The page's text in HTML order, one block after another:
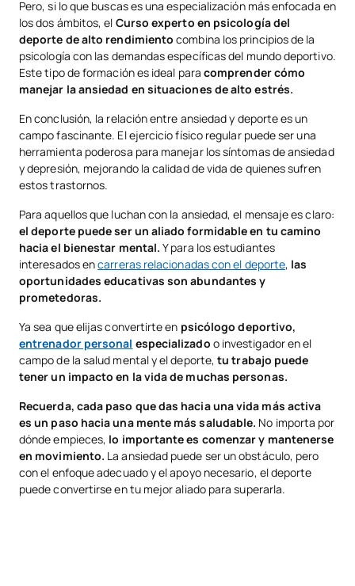
Pero, si lo que buscas es una especialización más enfocada en
los dos ámbitos, el Curso experto en psicología del
deporte de alto rendimiento combina los principios de la
psicología con las demandas específicas del mundo deportivo.
Este tipo de formación es ideal para comprender cómo
manejar la ansiedad en situaciones de alto estrés.
En conclusión, la relación entre ansiedad y deporte es un
campo fascinante. El ejercicio físico regular puede ser una
herramienta poderosa para manejar los síntomas de ansiedad
y depresión, mejorando la calidad de vida de quienes sufren
estos trastornos.
Para aquellos que luchan con la ansiedad, el mensaje es claro:
el deporte puede ser un aliado formidable en tu camino
hacia el bienestar mental. Y para los estudiantes
interesados encarreras relacionadas con el deporte, las
oportunidades educativas son abundantes y
prometedoras.
Ya sea que elijas convertirte en psicólogo deportivo,
entrenador personal especializado o investigador en el
campo de la salud mental y el deporte,tu trabajo puede
tener un impacto en la vida de muchas personas.
Recuerda, cada paso que das hacia una vida más activa
es un paso hacia una mente más saludable. No importa por
dónde empieces, lo importante es comenzar y mantenerse
en movimiento. La ansiedad puede ser un obstáculo, pero
con el enfoque adecuado y el apoyo necesario, el deporte
puede convertirse en tu mejor aliado para superarla.